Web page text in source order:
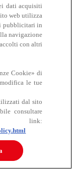
Carne
dati acquisiti
web utilizza
pubblicitari in
navigazione
con altri
Cookie» di
le tue
dal sito
consultare
al link: